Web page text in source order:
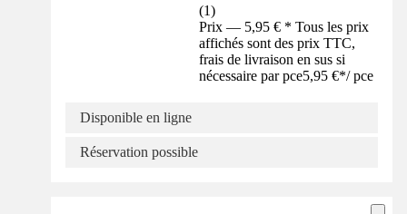
(1)
Prix — 5,95 € * Tous les prix
affichés sont des prix TTC,
frais de livraison en sus si
nécessaire par pce5,95 €*/ pce
Disponible en ligne
Réservation possible